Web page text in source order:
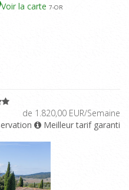
Voir la carte 7-OR
de 1.820,00 EUR/Semaine
Meilleur tarif garanti